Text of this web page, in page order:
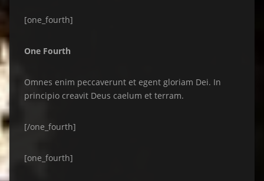
[one_fourth]
One Fourth
Omnes enim peccaverunt et egent gloriam Dei. In
principio creavit Deus caelum et terram.
[/one_fourth]
[one_fourth]